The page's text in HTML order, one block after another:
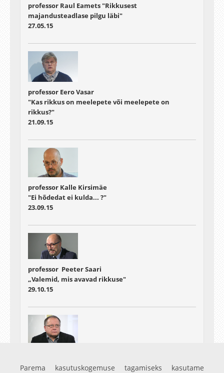
professor Raul Eamets "Rikkusest
majandusteadlase pilgu läbi"
27.05.15
professor Eero Vasar
"Kas rikkus on meelepete või meelepete on
rikkus?"
21.09.15
professor Kalle Kirsimäe
"Ei hõdedat ei kulda... ?"
23.09.15
professor Peeter Saari
„Valemid, mis avavad rikkuse"
29.10.15
„Psühholoogia (ja) rikkus“
Parema kasutuskogemuse tagamiseks kasutame